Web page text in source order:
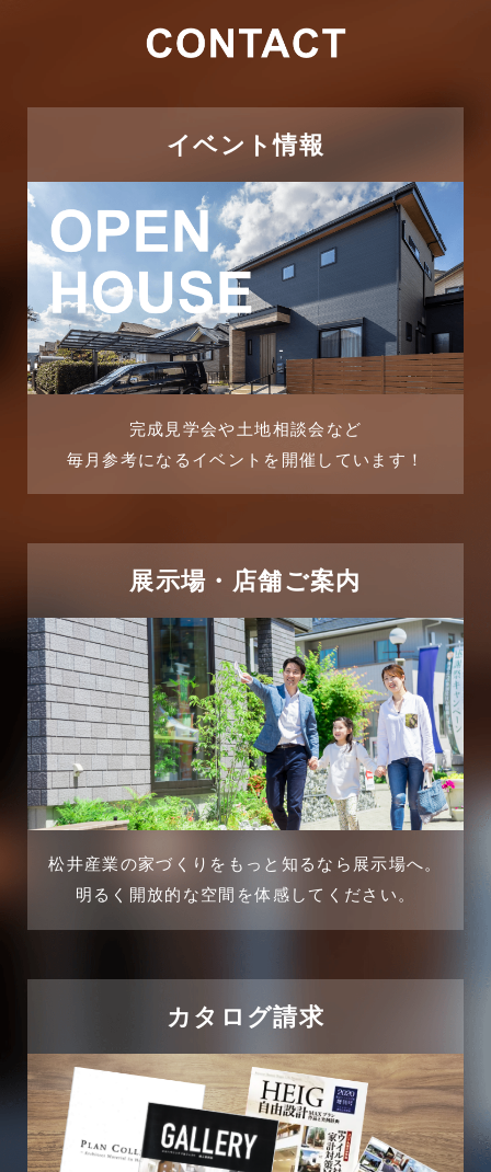
つくばエクスプレス線
ピアラシティ店-ブログ
ブログ
マンション経営活用事例
よくある質問
リフォーム-ブログ
リフォームに関するよくある質問
三郷中央駅店-ブログ
三郷市
三郷駅前店-ブログ
不動産の基礎知識に関するよくある質問
介護施設経営活用事例
企業誘致事例
住宅に関するよくある質問
商品情報
土地に関するよくある質問
2025年11月
2025年10月
2025年9月
2025年8月
2025年6月
2025年3月
2025年2月
2025年1月
2024年12月
2024年11月
2024年9月
2024年7月
2024年6月
イベント情報
完成見学会や土地相談会など
毎月参考になるイベントを開催しています！
展示場・店舗ご案内
松井産業の家づくりをもっと知るなら展示場へ。
明るく開放的な空間を体感してください。
カタログ請求